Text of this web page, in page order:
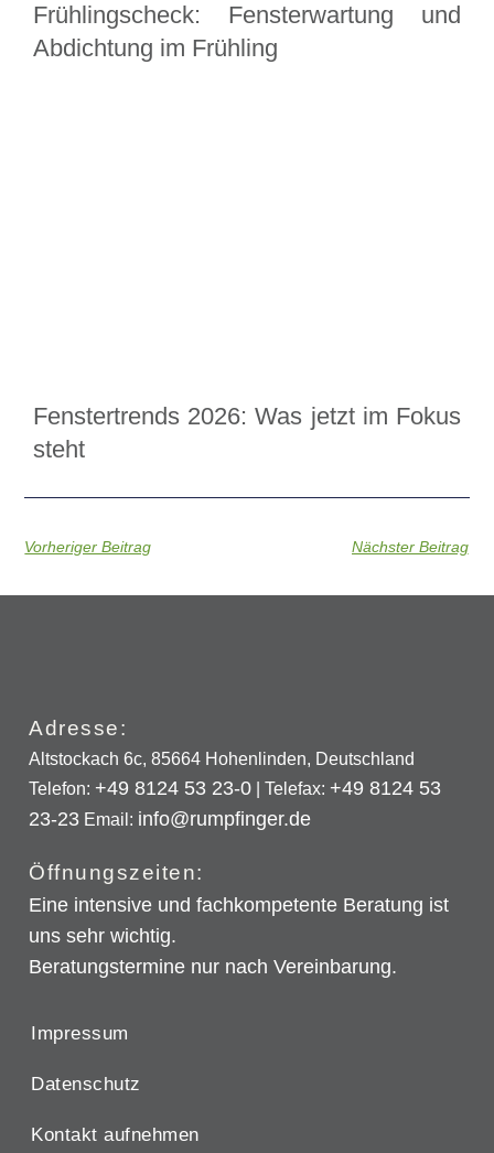
Frühlingscheck: Fensterwartung und
Abdichtung im Frühling
Fenstertrends 2026: Was jetzt im Fokus
steht
Vorheriger Beitrag Nächster Beitrag
Adresse:
Altstockach 6c, 85664 Hohenlinden, Deutschland
Telefon: +49 8124 53 23-0 | Telefax: +49 8124 53
23-23 Email: info@rumpfinger.de
Öffnungszeiten:
Eine intensive und fachkompetente Beratung ist
uns sehr wichtig.
Beratungstermine nur nach Vereinbarung.
Impressum
Datenschutz
Kontakt aufnehmen